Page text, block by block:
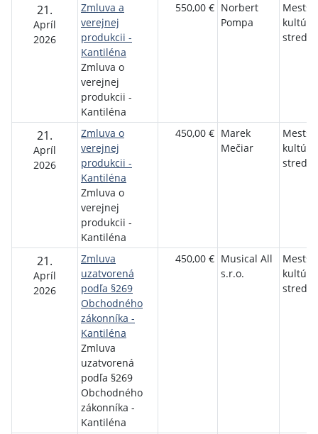
21.
Apríl
2026
Zmluva a
verejnej
produkcii -
Kantiléna
Zmluva o
verejnej
produkcii -
Kantiléna
550,00 € Norbert
Pompa
21.
Apríl
2026
Zmluva o
verejnej
produkcii -
Kantiléna
Zmluva o
verejnej
produkcii -
Kantiléna
450,00 € Marek
Mečiar
21.
Apríl
2026
Zmluva
uzatvorená
podľa §269
Obchodného
zákonníka -
Kantiléna
Zmluva
uzatvorená
podľa §269
Obchodného
zákonníka -
Kantiléna
450,00 € Musical All
s.r.o.